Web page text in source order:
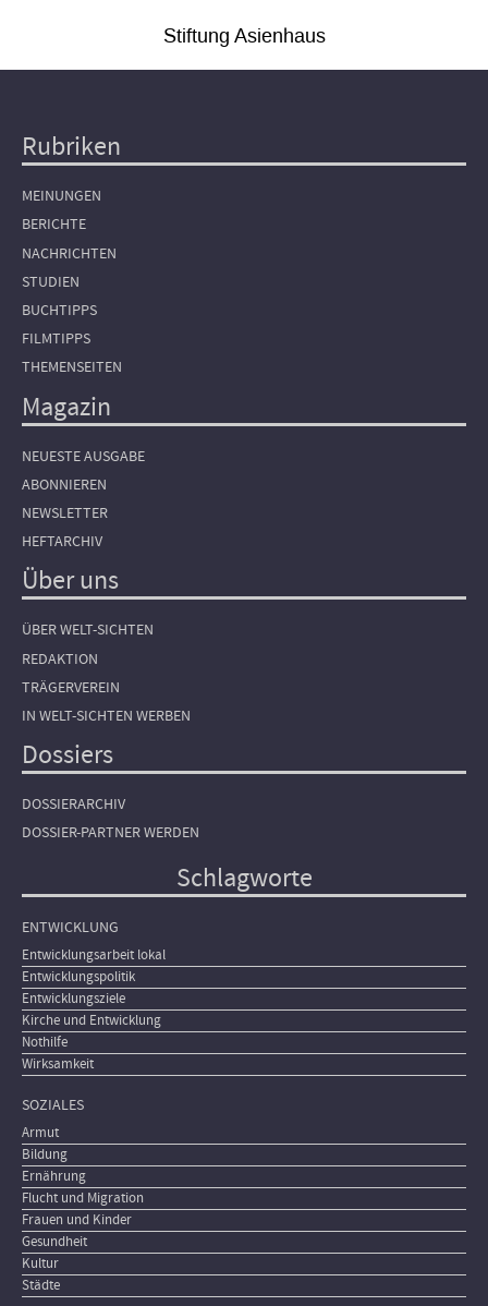
Stiftung Asienhaus
Hauptnavigation
Rubriken
MEINUNGEN
BERICHTE
NACHRICHTEN
STUDIEN
BUCHTIPPS
FILMTIPPS
THEMENSEITEN
Magazin
NEUESTE AUSGABE
ABONNIEREN
NEWSLETTER
HEFTARCHIV
Über uns
ÜBER WELT-SICHTEN
REDAKTION
TRÄGERVEREIN
IN WELT-SICHTEN WERBEN
Dossiers
DOSSIERARCHIV
DOSSIER-PARTNER WERDEN
Schlagworte
ENTWICKLUNG
Entwicklungsarbeit lokal
Entwicklungspolitik
Entwicklungsziele
Kirche und Entwicklung
Nothilfe
Wirksamkeit
SOZIALES
Armut
Bildung
Ernährung
Flucht und Migration
Frauen und Kinder
Gesundheit
Kultur
Städte